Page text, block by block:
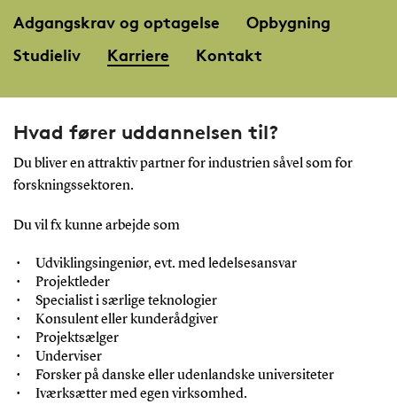
Adgangskrav og optagelse
Opbygning
Studieliv
Karriere Kontakt
Hvad fører uddannelsen til?
Du bliver en attraktiv partner for industrien såvel som for
forskningssektoren.
Du vil fx kunne arbejde som
Udviklingsingeniør, evt. med ledelsesansvar
Projektleder
Specialist i særlige teknologier
Konsulent eller kunderådgiver
Projektsælger
Underviser
Forsker på danske eller udenlandske universiteter
Iværksætter med egen virksomhed.